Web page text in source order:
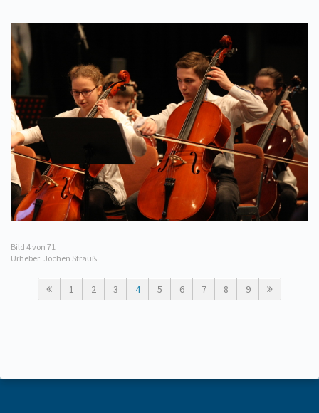
Bild 4von 71
Urheber: Jochen Strauß
1 2 3 4 5 6 7 8 9